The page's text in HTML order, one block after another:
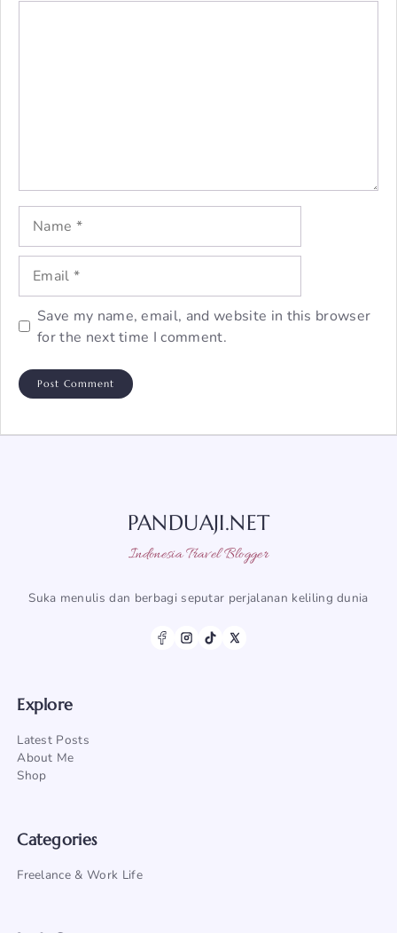
Name
Email
Save my name, email, and website in this browser
for the next time I comment.
PANDUAJI.NET
Indonesia Travel Blogger
Suka menulis dan berbagi seputar perjalanan keliling dunia
Explore
Latest Posts
About Me
Shop
Categories
Freelance & Work Life